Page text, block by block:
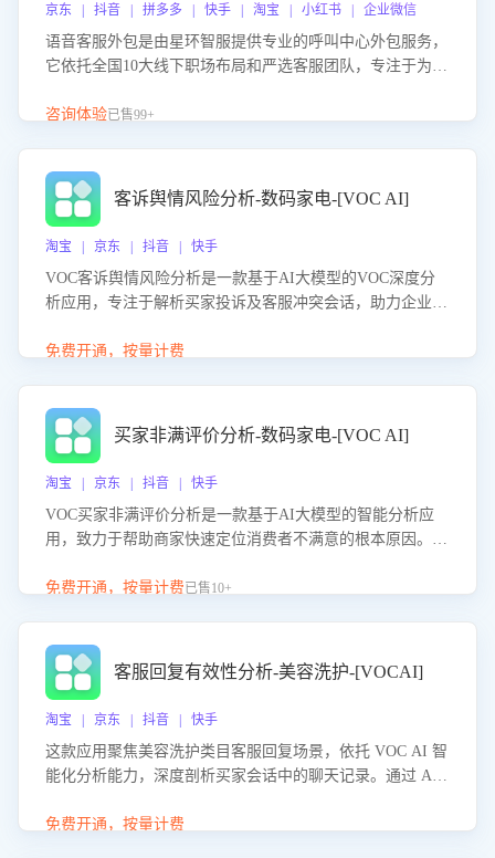
京东 | 抖音 | 拼多多 | 快手 | 淘宝 | 小红书 | 企业微信
语音客服外包是由星环智服提供专业的呼叫中心外包服务，
它依托全国10大线下职场布局和严选客服团队，专注于为企
客服团队和智能工具提升语音客服服务效率和质量，帮助企
咨询体验已售99+
客诉舆情风险分析-数码家电-[VOC AI]
淘宝 | 京东 | 抖音 | 快手
VOC客诉舆情风险分析是一款基于AI大模型的VOC深度分
析应用，专注于解析买家投诉及客服冲突会话，助力企业精
别客户情绪、归因争议根源，并客观评估客服应对合理性与
能力，阻断差评扩散，维护品牌声誉，实现客户满意度的持
续提升。
免费开通，按量计费
买家非满评价分析-数码家电-[VOC AI]
淘宝 | 京东 | 抖音 | 快手
VOC买家非满评价分析是一款基于AI大模型的智能分析应
用，致力于帮助商家快速定位消费者不满意的根本原因。该
客服原因或其它部门原因，明确责任归属，提供可落地的改
改，有效提升客户满意度和店铺整体服务质量。
免费开通，按量计费已售10+
客服回复有效性分析-美容洗护-[VOCAI]
淘宝 | 京东 | 抖音 | 快手
这款应用聚焦美容洗护类目客服回复场景，依托 VOC AI 智
能化分析能力，深度剖析买家会话中的聊天记录。通过 AI
答的有效性与完整性，输出针对性改进策略，助力商家快速
免费开通，按量计费